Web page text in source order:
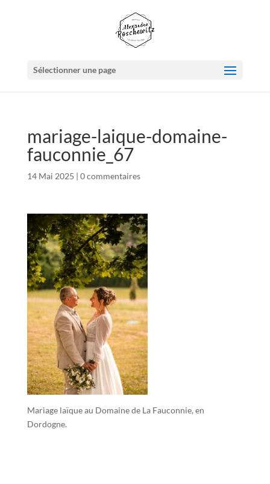
Sélectionner une page
mariage-laique-domaine-
fauconnie_67
14 Mai 2025 | 0 commentaires
Mariage laïque au Domaine de La Fauconnie, en
Dordogne.